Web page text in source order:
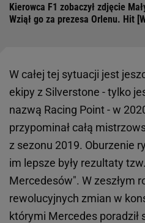
Kierowca F1 zobaczył zdjęcie
Wziął go za prezesa Orlenu. Hit
W całej tej sytuacji jest
ekipy z Silverstone - tylko
nazwą Racing Point - w
przypominał całą
z sezonu 2019. Oburzenie
im lepsze były rezultaty
Mercedesów". W zeszłym
rewolucyjnych zmian w
którymi Mercedes poradził